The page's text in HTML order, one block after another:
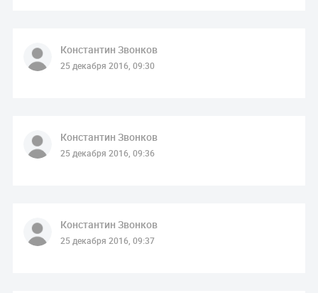
Константин Звонков
25 декабря 2016, 09:30
Константин Звонков
25 декабря 2016, 09:36
Константин Звонков
25 декабря 2016, 09:37